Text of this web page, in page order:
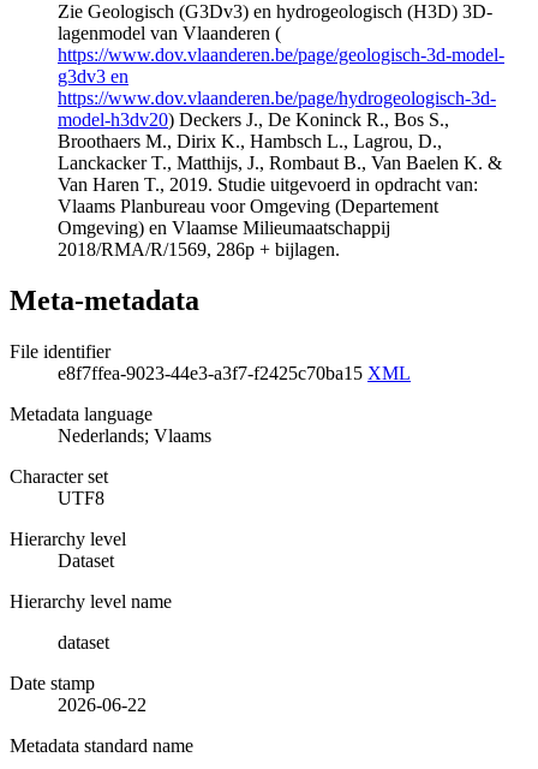
Zie Geologisch (G3Dv3) en hydrogeologisch (H3D) 3D-
lagenmodel van Vlaanderen (
https://www.dov.vlaanderen.be/page/geologisch-3d-model-
g3dv3 en
https://www.dov.vlaanderen.be/page/hydrogeologisch-3d-
model-h3dv20) Deckers J., De Koninck R., Bos S.,
Broothaers M., Dirix K., Hambsch L., Lagrou, D.,
Lanckacker T., Matthijs, J., Rombaut B., Van Baelen K. &
Van Haren T., 2019. Studie uitgevoerd in opdracht van:
Vlaams Planbureau voor Omgeving (Departement
Omgeving) en Vlaamse Milieumaatschappij
2018/RMA/R/1569, 286p + bijlagen.
Meta-metadata
File identifier
e8f7ffea-9023-44e3-a3f7-f2425c70ba15 XML
Metadata language
Nederlands; Vlaams
Character set
UTF8
Hierarchy level
Dataset
Hierarchy level name
dataset
Date stamp
2026-06-22
Metadata standard name